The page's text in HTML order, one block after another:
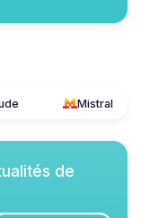
Mistral
de